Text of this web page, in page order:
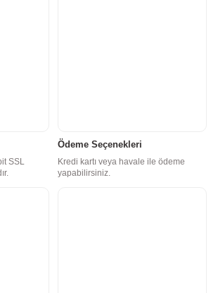
SSL
Ödeme Seçenekleri
Kredi kartı veya havale ile ödeme
yapabilirsiniz.